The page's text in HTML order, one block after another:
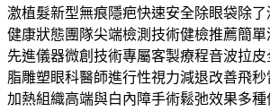
激植髮新型無痕隱疤快速安全除眼袋除了
健康狀態團隊尖端檢測技術健檢推薦簡
先進儀器微創技術專屬客製療程音波拉
脂雕塑眼科醫師進行性視力減退改善飛
加熱組織高端與白內障手術鬆弛效果多